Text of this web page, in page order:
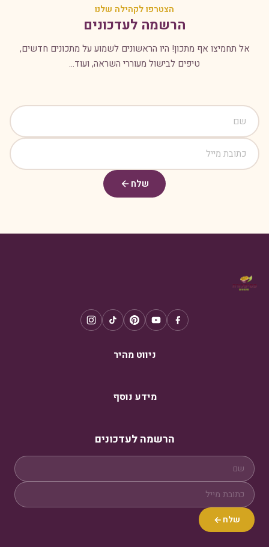
הצטרפו לקהילה שלנו
הרשמה לעדכונים
אל תחמיצו אף מתכון! היו הראשונים לשמוע על מתכונים חדשים,
טיפים לבישול מעוררי השראה, ועוד...
שלח
ניווט מהיר
מידע נוסף
הרשמה לעדכונים
שלח